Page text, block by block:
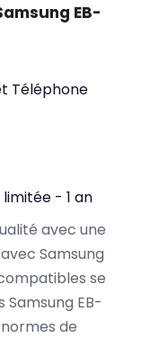
EB-
Téléphone
- 1 an
avec une
Samsung
se
EB-
de